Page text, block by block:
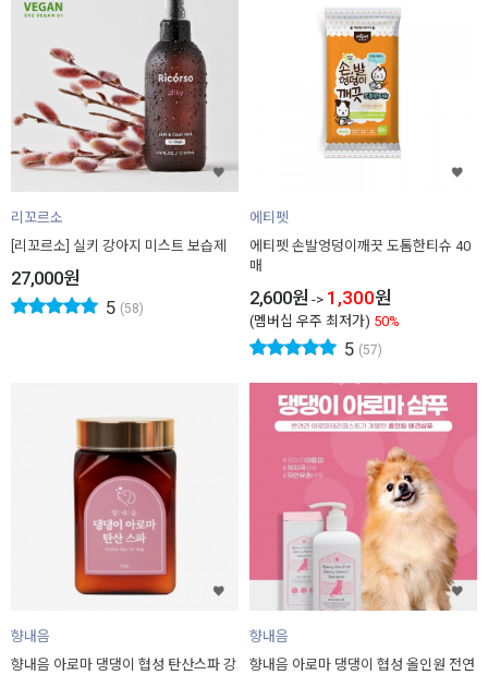
리꼬르소
[리꼬르소] 실키 강아지 미스트 보습제
27,000원
5 (58)
에티펫
에티펫 손발엉덩이깨끗 도톰한티슈 40
매
2,600원 -> 1,300원
(멤버십 우주 최저가) 50%
5 (57)
향내음
향내음 아로마 댕댕이 협성 탄산스파 강
향내음
향내음 아로마 댕댕이 협성 올인원 전연